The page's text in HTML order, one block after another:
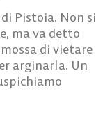
Pistoia. Non si
ma va detto
di vietare
arginarla. Un